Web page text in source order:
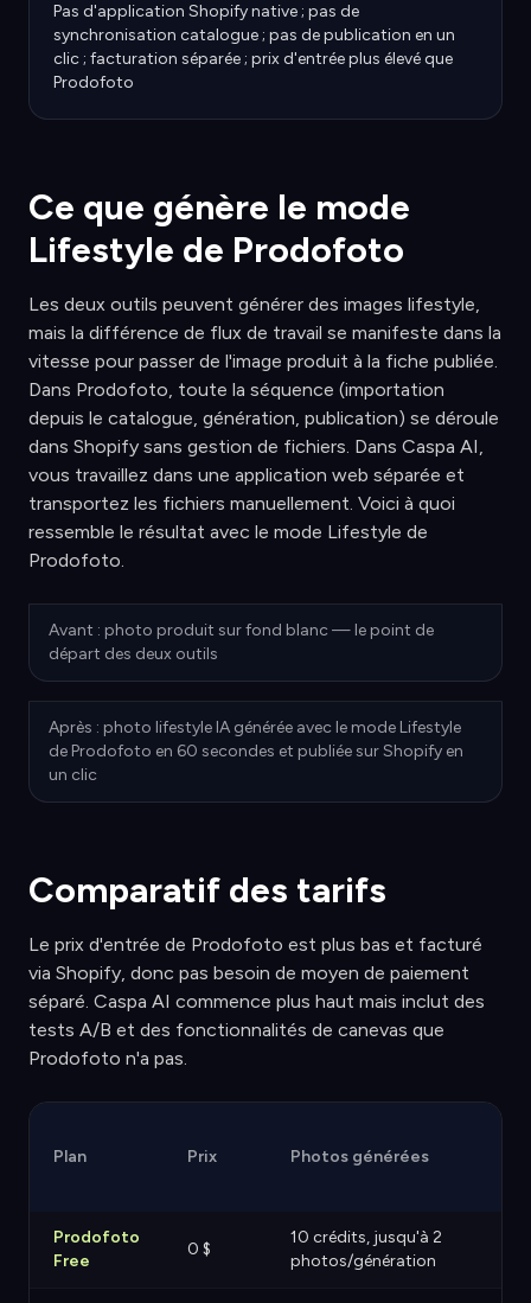
Pas d'application Shopify native ; pas de
synchronisation catalogue ; pas de publication en un
clic ; facturation séparée ; prix d'entrée plus élevé que
Prodofoto
Ce que génère le mode
Lifestyle de Prodofoto
Les deux outils peuvent générer des images lifestyle,
mais la différence de flux de travail se manifeste dans la
vitesse pour passer de l'image produit à la fiche publiée.
Dans Prodofoto, toute la séquence (importation
depuis le catalogue, génération, publication) se déroule
dans Shopify sans gestion de fichiers. Dans Caspa AI,
vous travaillez dans une application web séparée et
transportez les fichiers manuellement. Voici à quoi
ressemble le résultat avec le mode Lifestyle de
Prodofoto.
Avant : photo produit sur fond blanc — le point de
départ des deux outils
Après : photo lifestyle IA générée avec le mode Lifestyle
de Prodofoto en 60 secondes et publiée sur Shopify en
un clic
Comparatif des tarifs
Le prix d'entrée de Prodofoto est plus bas et facturé
via Shopify, donc pas besoin de moyen de paiement
séparé. Caspa AI commence plus haut mais inclut des
tests A/B et des fonctionnalités de canevas que
Prodofoto n'a pas.
Plan Prix Photos générées
Prodofoto
Free
0 $
10 crédits, jusqu'à 2
photos/génération